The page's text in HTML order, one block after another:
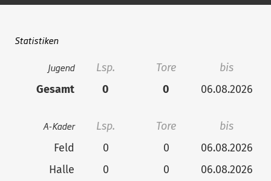
Statistiken
Jugend Lsp. Tore
bis
Gesamt
0 0 06.08.2026
A-Kader Lsp. Tore
bis
Feld
0 0
06.08.2026
Halle
0 0
06.08.2026